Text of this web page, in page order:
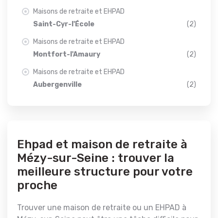
Maisons de retraite et EHPAD
Saint-Cyr-l'École
(2)
Maisons de retraite et EHPAD
Montfort-l'Amaury
(2)
Maisons de retraite et EHPAD
Aubergenville
(2)
Ehpad et maison de retraite à
Mézy-sur-Seine : trouver la
meilleure structure pour votre
proche
Trouver une maison de retraite ou un EHPAD à